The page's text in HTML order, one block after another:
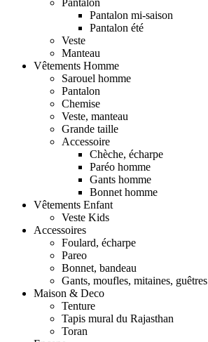
Pantalon
Pantalon mi-saison
Pantalon été
Veste
Manteau
Vêtements Homme
Sarouel homme
Pantalon
Chemise
Veste, manteau
Grande taille
Accessoire
Chèche, écharpe
Paréo homme
Gants homme
Bonnet homme
Vêtements Enfant
Veste Kids
Accessoires
Foulard, écharpe
Pareo
Bonnet, bandeau
Gants, moufles, mitaines, guêtres
Maison & Deco
Tenture
Tapis mural du Rajasthan
Toran